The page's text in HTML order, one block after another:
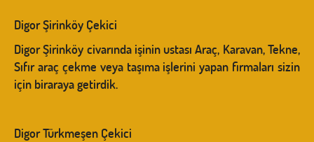
Digor Şirinköy Çekici
Digor Şirinköy civarında işinin ustası Araç, Karavan, Tekne,
Sıfır araç çekme veya taşıma işlerini yapan firmaları sizin
için biraraya getirdik.
Digor Türkmeşen Çekici